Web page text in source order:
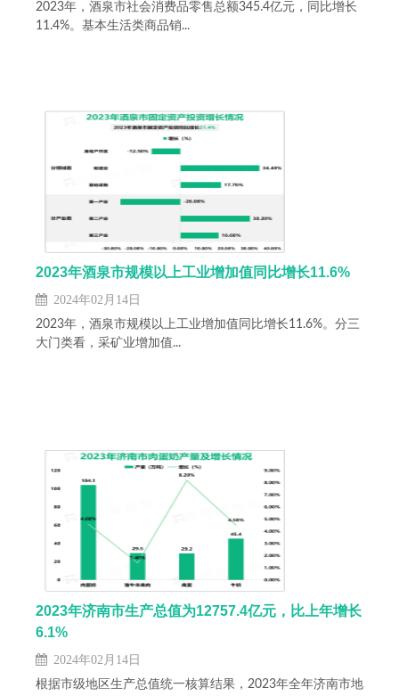
2023年，酒泉市社会消费品零售总额345.4亿元，同比增长
11.4%。基本生活类商品销...
2023年酒泉市规模以上工业增加值同比增长11.6%
2024年02月14日
2023年，酒泉市规模以上工业增加值同比增长11.6%。分三
大门类看，采矿业增加值...
2023年济南市生产总值为12757.4亿元，比上年增长
6.1%
2024年02月14日
根据市级地区生产总值统一核算结果，2023年全年济南市地